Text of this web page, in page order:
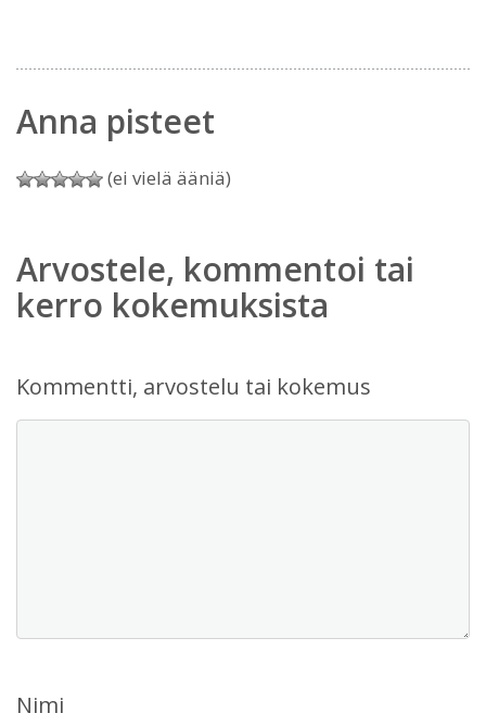
Anna pisteet
(ei vielä ääniä)
Arvostele, kommentoi tai
kerro kokemuksista
Kommentti, arvostelu tai kokemus
Nimi